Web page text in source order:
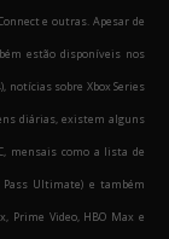
e outras. Apesar de
estão disponíveis nos
notícias sobre Xbox Series
diárias, existem alguns
mensais como a lista de
Pass Ultimate) e também
Prime Video, HBO Max e